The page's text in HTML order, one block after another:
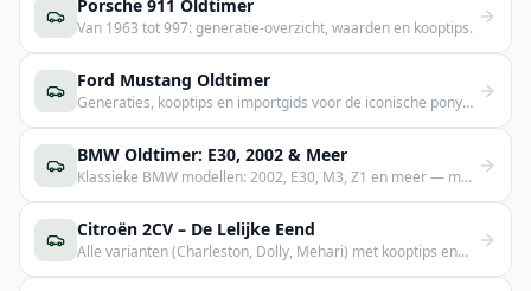
Porsche 911 Oldtimer
Van 1963 tot 997: generatie-overzicht, waarden en kooptips.
Ford Mustang Oldtimer
Generaties, kooptips en importgids voor de iconische pony
BMW Oldtimer: E30, 2002 & Meer
Klassieke BMW modellen: 2002, E30, M3, Z1 en meer — met
Citroën 2CV – De Lelijke Eend
Alle varianten (Charleston, Dolly, Mehari) met kooptips en